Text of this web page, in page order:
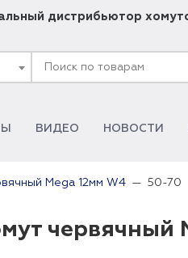
дистрибьютор
ВИДЕО НОВОСТИ
Mega 12мм W4 50-70
червячный